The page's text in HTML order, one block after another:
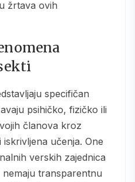
žrtava ovih
psihičko, fizičko ili
članova kroz
učenja. One
verskih zajednica
transparentnu